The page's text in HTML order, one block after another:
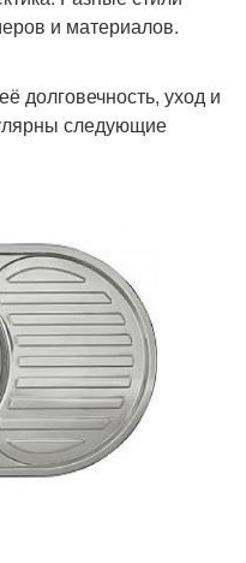
и материалов.
долговечность, уход и
следующие